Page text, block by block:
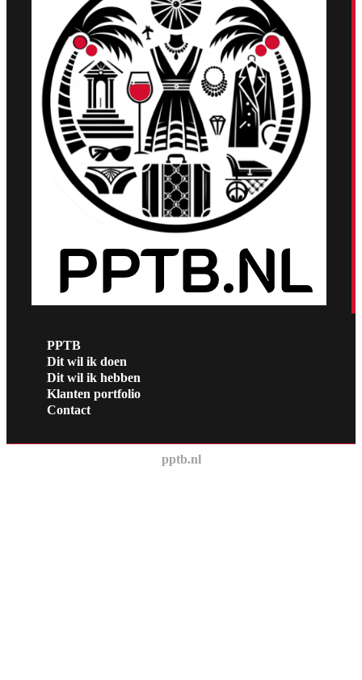
PPTB
Dit wil ik doen
Dit wil ik hebben
Klanten portfolio
Contact
pptb.nl